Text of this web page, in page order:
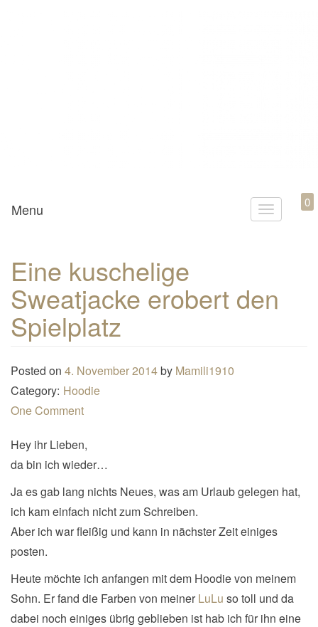
Mamili1910
T
l
e
o
Menu 0
Eine kuschelige
Sweatjacke erobert den
Spielplatz
Posted on 4. November 2014by Mamili1910
Category: Hoodie
One Comment
Hey ihr Lieben,
da bin ich wieder…
Ja es gab lang nichts Neues, was am Urlaub gelegen hat,
ich kam einfach nicht zum Schreiben.
Aber ich war fleißig und kann in nächster Zeit einiges
posten.
Heute möchte ich anfangen mit dem Hoodie von meinem
Sohn. Er fand die Farben von meiner LuLu so toll und da
dabei noch einiges übrig geblieben ist hab ich für ihn eine